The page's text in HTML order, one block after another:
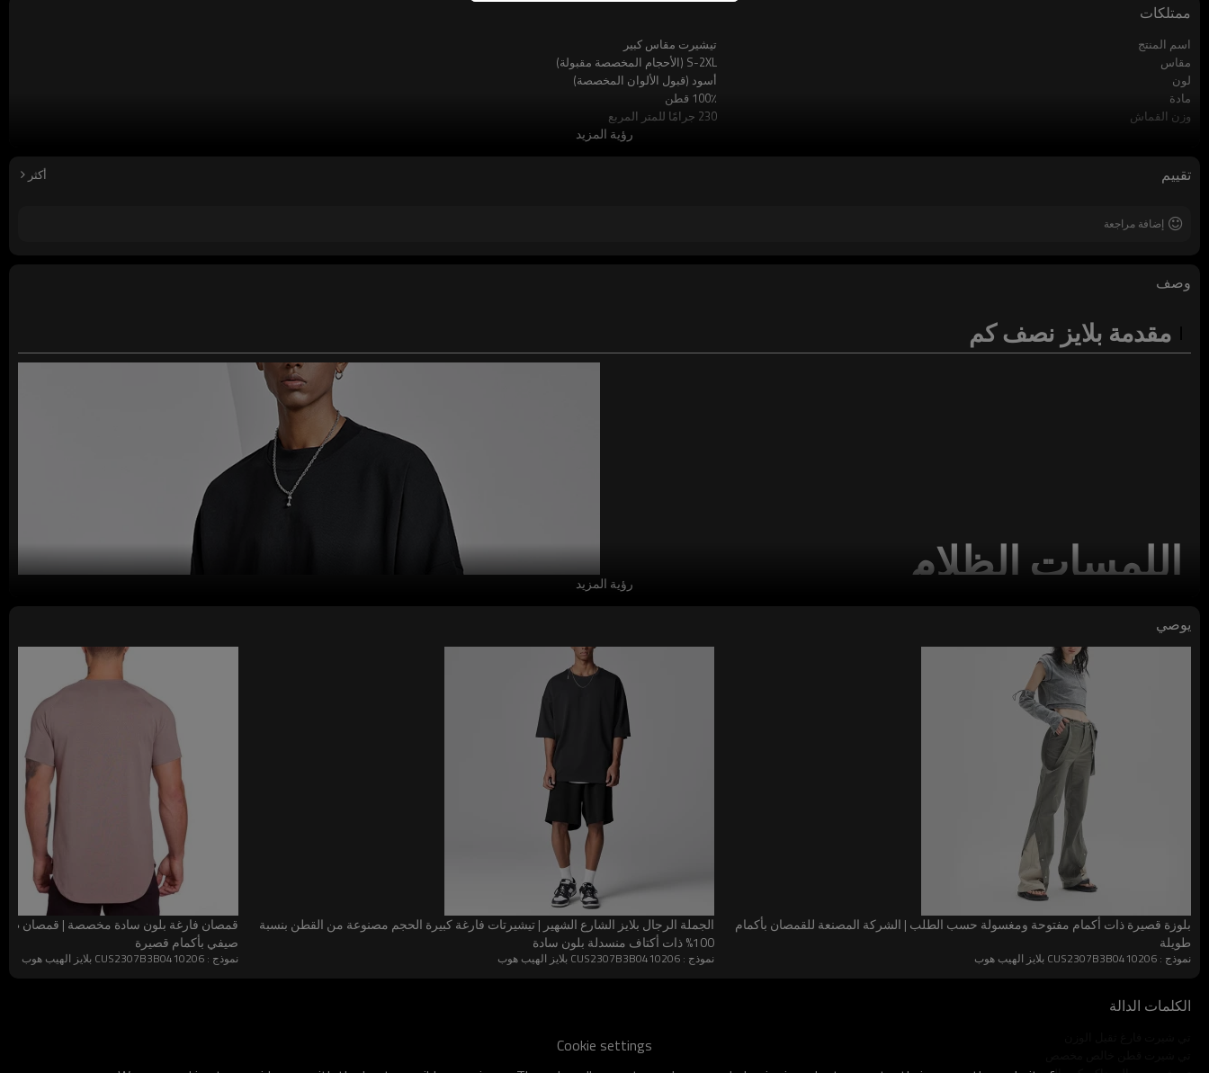
ممتلكات
اسم المنتج
تيشيرت مقاس كبير
مقاس
S-2XL (الأحجام المخصصة مقبولة)
لون
أسود (قبول الألوان المخصصة)
مادة
100٪ قطن
وزن القماش
230 جرامًا للمتر المربع
قبول التسمية المخصصة
موسم
رؤية المزيد
تقييم أكثر
إضافة مراجعة
وصف
مقدمة بلايز نصف كم
اللمسات الظلام
لون
أسود
رؤية المزيد
يوصي
بلوزة قصيرة ذات أكمام مفتوحة ومغسولة حسب الطلب | الشركة المصنعة للقمصان بأكمام
طويلة
نموذج : CUS2307B3B0410206 بلايز الهيب هوب
الجملة الرجال بلايز الشارع الشهير | تيشيرتات فارغة كبيرة الحجم مصنوعة من القطن بنسبة
100% ذات أكتاف منسدلة بلون سادة
نموذج : CUS2307B3B0410206 بلايز الهيب هوب
قمصان فارغة بلون سادة مخصصة | قمصان
صيفي بأكمام قصيرة
نموذج : CUS2307B3B0410206 بلايز الهيب هوب
الكلمات الدالة
Cookie settings